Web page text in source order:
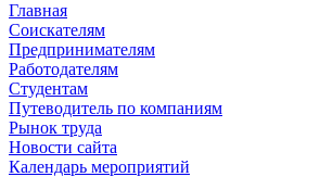
Главная
Соискателям
Предпринимателям
Работодателям
Студентам
Путеводитель по компаниям
Рынок труда
Новости сайта
Календарь мероприятий